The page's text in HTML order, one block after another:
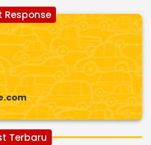
Response
Terbaru